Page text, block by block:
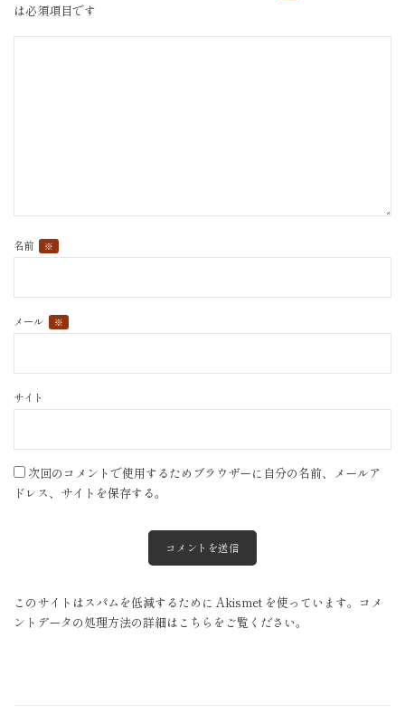
は必須項目です
名前 ※
メール ※
サイト
次回のコメントで使用するためブラウザーに自分の名前、メールア
ドレス、サイトを保存する。
このサイトはスパムを低減するために Akismet を使っています。 コメ
ントデータの処理方法の詳細はこちらをご覧ください。